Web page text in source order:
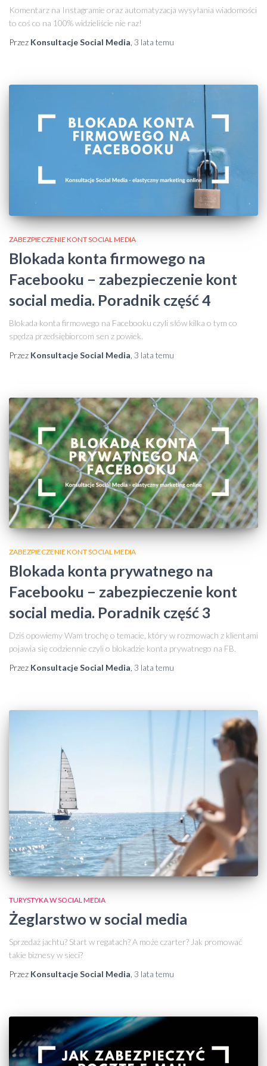
Komentarz na Instagramie oraz automatyzacja wysyłania wiadomości
to coś co na 100% widzieliście nie raz!
Przez Konsultacje Social Media 3 lata temu
ZABEZPIECZENIE KONT SOCIAL MEDIA
Blokada konta firmowego na
Facebooku − zabezpieczenie kont
social media. Poradnik część 4
Blokada konta firmowego na Facebooku czyli słów kilka o tym co
spędza przedsiębiorcom sen z powiek.
Przez Konsultacje Social Media 3 lata temu
ZABEZPIECZENIE KONT SOCIAL MEDIA
Blokada konta prywatnego na
Facebooku − zabezpieczenie kont
social media. Poradnik część 3
Dziś opowiemy Wam trochę o temacie, który w rozmowach z klientami
pojawia się codziennie czyli o blokadzie konta prywatnego na FB.
Przez Konsultacje Social Media 3 lata temu
TURYSTYKA W SOCIAL MEDIA
Żeglarstwo w social media
Sprzedaż jachtu? Start w regatach? A może czarter? Jak promować
takie biznesy w sieci?
Przez Konsultacje Social Media 3 lata temu